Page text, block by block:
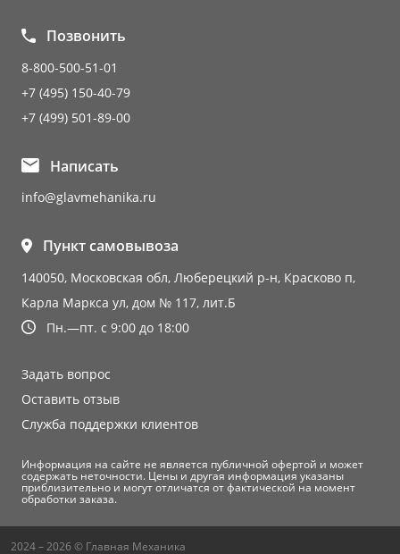
Позвонить
8-800-500-51-01
+7 (495) 150-40-79
+7 (499) 501-89-00
Написать
info@glavmehanika.ru
Пункт самовывоза
140050, Московская обл, Люберецкий р-н, Красково п,
Карла Маркса ул, дом № 117, лит.Б
Пн.—пт. с 9:00 до 18:00
Задать вопрос
Оставить отзыв
Служба поддержки клиентов
Информация на сайте не является публичной офертой и может
содержать неточности. Цены и другая информация указаны
приблизительно и могут отличатся от фактической на момент
обработки заказа.
2024 – 2026 © Главная Механика